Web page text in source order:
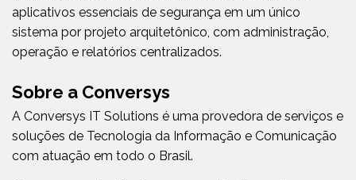
aplicativos essenciais de segurança em um único
sistema por projeto arquitetônico, com administração,
operação e relatórios centralizados.
Sobre a Conversys
A Conversys IT Solutions é uma provedora de serviços e
soluções de Tecnologia da Informação e Comunicação
com atuação em todo o Brasil.